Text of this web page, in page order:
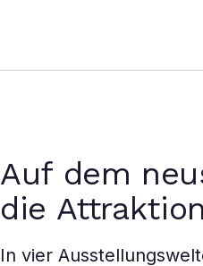
Auf dem
die
In vier